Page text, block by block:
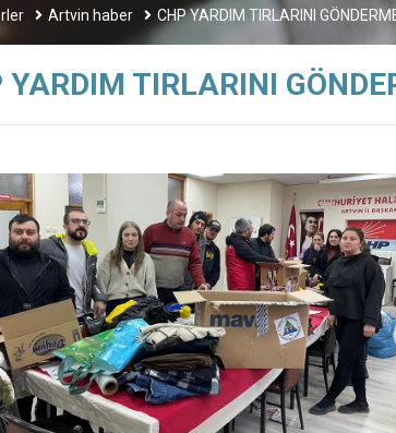
Artvin haber CHP YARDIM TIRLARINI
YARDIM TIRLARINI